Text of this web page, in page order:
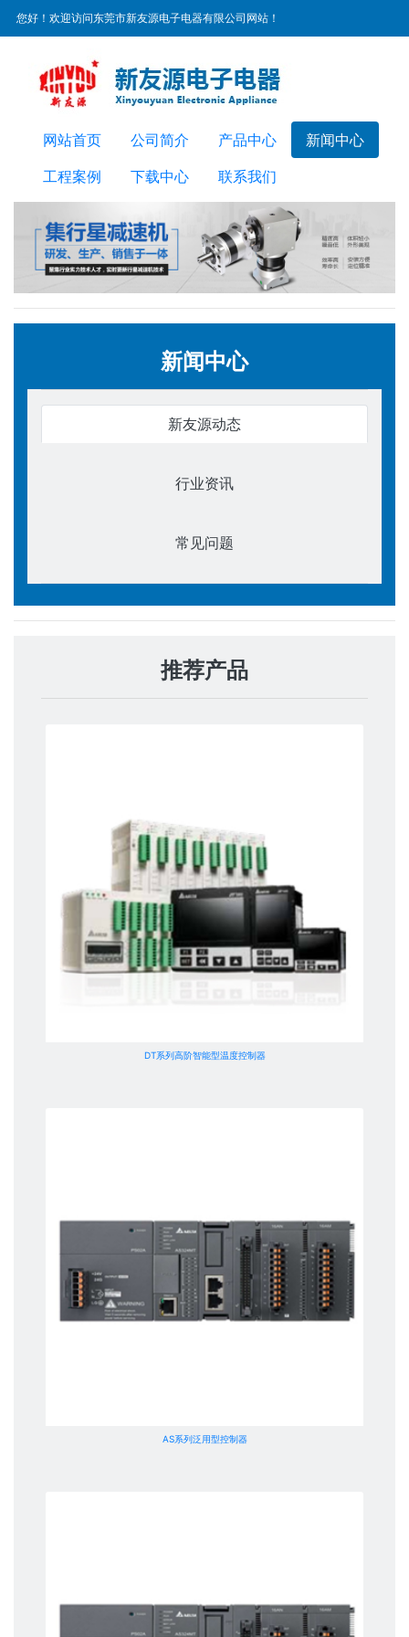
您好！欢迎访问东莞市新友源电子电器有限公司网站！
服务热线：
网站首页 公司简介 产品中心
新闻中心
工程案例
下载中心 联系我们
新闻中心
新友源动态
行业资讯
常见问题
推荐产品
DT系列高阶智能型温度控制器
AS系列泛用型控制器